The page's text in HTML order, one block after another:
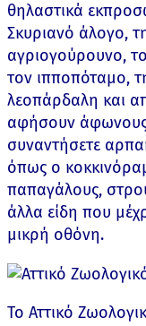
θηλαστικά
Σκυριανό άλογο,
αγριογούρουνο,
τον ιπποπόταμο,
λεοπάρδαλη και
αφήσουν
συναντήσετε
όπως ο
παπαγάλους,
άλλα είδη που
μικρή οθόνη.
Το Αττικό